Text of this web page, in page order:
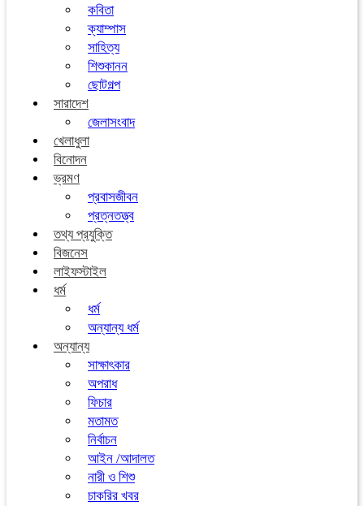
কবিতা
ক্যাম্পাস
সাহিত্য
শিশুকানন
ছোটগল্প
সারাদেশ
জেলাসংবাদ
খেলাধুলা
বিনোদন
ভ্রমণ
প্রবাসজীবন
প্রত্নতত্ত্ব
তথ্য প্রযুক্তি
বিজনেস
লাইফস্টাইল
ধর্ম
ধর্ম
অন্যান্য ধর্ম
অন্যান্য
সাক্ষাৎকার
অপরাধ
ফিচার
মতামত
নির্বাচন
আইন /আদালত
নারী ও শিশু
চাকরির খবর